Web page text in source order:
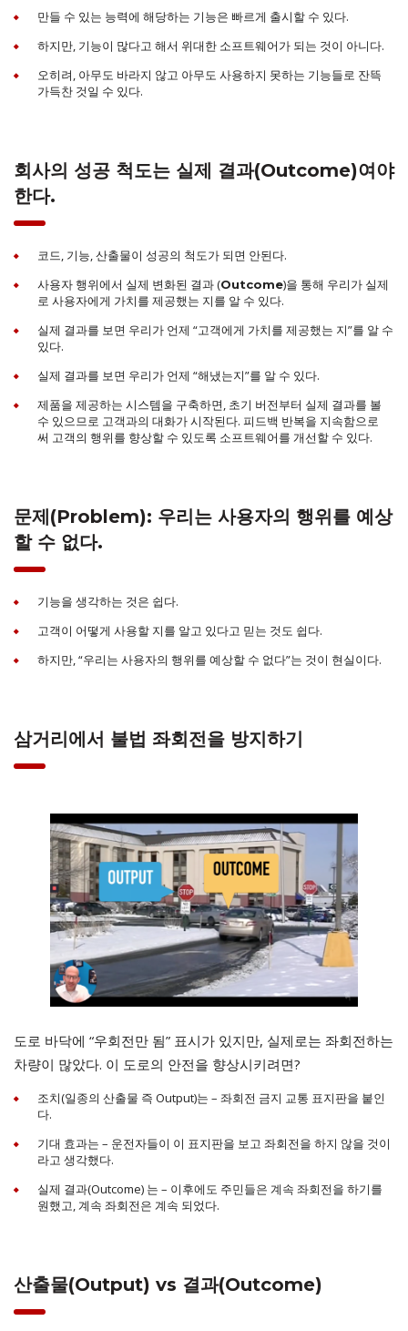
만들 수 있는 능력에 해당하는 기능은 빠르게 출시할 수 있다.
하지만, 기능이 많다고 해서 위대한 소프트웨어가 되는 것이 아니다.
오히려, 아무도 바라지 않고 아무도 사용하지 못하는 기능들로 잔뜩
가득찬 것일 수 있다.
회사의 성공 척도는 실제 결과(Outcome)여야
한다.
코드, 기능, 산출물이 성공의 척도가 되면 안된다.
사용자 행위에서 실제 변화된 결과 (Outcome)을 통해 우리가 실제
로 사용자에게 가치를 제공했는 지를 알 수 있다.
실제 결과를 보면 우리가 언제 “고객에게 가치를 제공했는 지”를 알 수
있다.
실제 결과를 보면 우리가 언제 “해냈는지”를 알 수 있다.
제품을 제공하는 시스템을 구축하면, 초기 버전부터 실제 결과를 볼
수 있으므로 고객과의 대화가 시작된다. 피드백 반복을 지속함으로
써 고객의 행위를 향상할 수 있도록 소프트웨어를 개선할 수 있다.
문제(Problem): 우리는 사용자의 행위를 예상
할 수 없다.
기능을 생각하는 것은 쉽다.
고객이 어떻게 사용할 지를 알고 있다고 믿는 것도 쉽다.
하지만, “우리는 사용자의 행위를 예상할 수 없다”는 것이 현실이다.
삼거리에서 불법 좌회전을 방지하기
도로 바닥에 “우회전만 됨” 표시가 있지만, 실제로는 좌회전하는
차량이 많았다. 이 도로의 안전을 향상시키려면?
조치(일종의 산출물 즉 Output)는 – 좌회전 금지 교통 표지판을 붙인
다.
기대 효과는 – 운전자들이 이 표지판을 보고 좌회전을 하지 않을 것이
라고 생각했다.
실제 결과(Outcome) 는 – 이후에도 주민들은 계속 좌회전을 하기를
원했고, 계속 좌회전은 계속 되었다.
산출물(Output) vs 결과(Outcome)